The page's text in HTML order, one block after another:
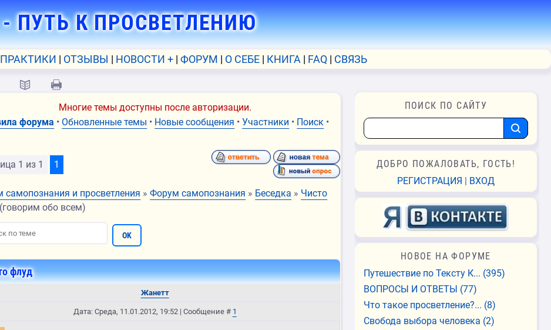
ПУТЬ К ПРОСВЕТЛЕНИЮ
ПРАКТИКИ ОТЗЫВЫ НОВОСТИ + ФОРУМ О СЕБЕ КНИГА FAQ СВЯЗЬ
📖
🖨
Многие темы доступны после авторизации.
форума • Обновленные темы • Новые сообщения •Участники • Поиск •
1 из 1 1
самопознания и просветления » Форум самопознания » Беседка » Чисто
(говорим обо всем)
флуд
Жанетт
Дата: Среда, 11.01.2012, 19:52 | Сообщение # 1
ПОИСК ПО САЙТУ
ДОБРО ПОЖАЛОВАТЬ, ГОСТЬ!
РЕГИСТРАЦИЯ | ВХОД
НОВОЕ НА ФОРУМЕ
Путешествие по Тексту К... (395)
ВОПРОСЫ И ОТВЕТЫ (77)
Что такое просветление?... (8)
Свобода выбора человека (2)